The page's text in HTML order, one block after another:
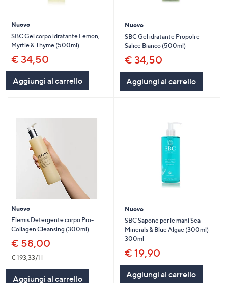
Nuovo
SBC Gel corpo idratante Lemon,
Myrtle & Thyme (500ml)
€ 34,50
Aggiungi al carrello
Nuovo
SBC Gel idratante Propoli e
Salice Bianco (500ml)
€ 34,50
Aggiungi al carrello
Nuovo
Elemis Detergente corpo Pro-
Collagen Cleansing (300ml)
€ 58,00
€ 193,33/1 l
Aggiungi al carrello
Nuovo
SBC Sapone per le mani Sea
Minerals & Blue Algae (300ml)
300ml
€ 19,90
Aggiungi al carrello